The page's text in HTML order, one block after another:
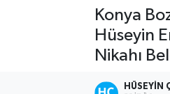
Konya
Hüseyin
Nikahı
HÜSEYIN